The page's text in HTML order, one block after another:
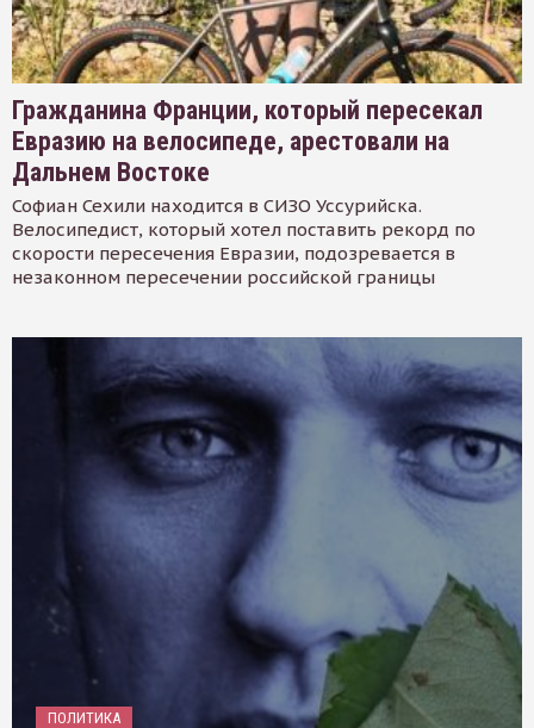
Гражданина Франции, который пересекал
Евразию на велосипеде, арестовали на
Дальнем Востоке
Софиан Сехили находится в СИЗО Уссурийска.
Велосипедист, который хотел поставить рекорд по
скорости пересечения Евразии, подозревается в
незаконном пересечении российской границы
ПОЛИТИКА